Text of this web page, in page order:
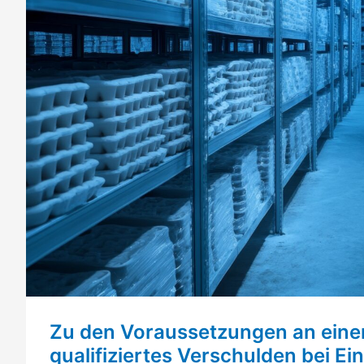
Zu den Voraussetzungen an
qualifiziertes Verschulden bei